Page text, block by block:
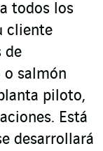
todos los
cliente
de
o salmón
piloto,
Está
desarrollará